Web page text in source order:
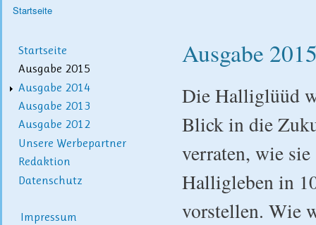
Startseite
Startseite
Ausgabe 2015
Ausgabe 2014
Ausgabe 2013
Ausgabe 2012
Unsere Werbepartner
Redaktion
Datenschutz
Impressum
Ausgabe
Die Halliglüüd
Blick in die
verraten, wie sie
Halligleben in
vorstellen. Wie